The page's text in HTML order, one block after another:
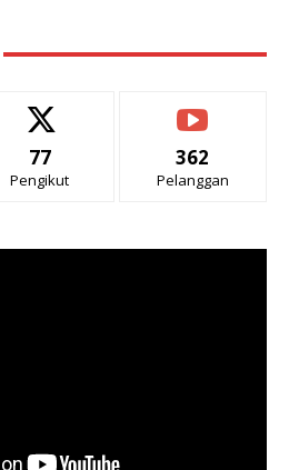
77
Pengikut
362
Pelanggan